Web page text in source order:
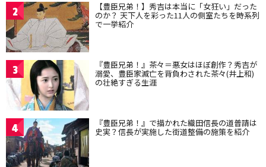
2 【豊臣兄弟！】秀吉は本当に「女狂い」だった
のか？ 天下人を彩った11人の側室たちを時系列
で一挙紹介
3 『豊臣兄弟！』茶々＝悪女はほぼ創作？秀吉が
溺愛、豊臣家滅亡を背負わされた茶々(井上和)
の壮絶すぎる生涯
4 『豊臣兄弟！』で描かれた織田信長の道普請は
史実？信長が実施した街道整備の施策を紹介